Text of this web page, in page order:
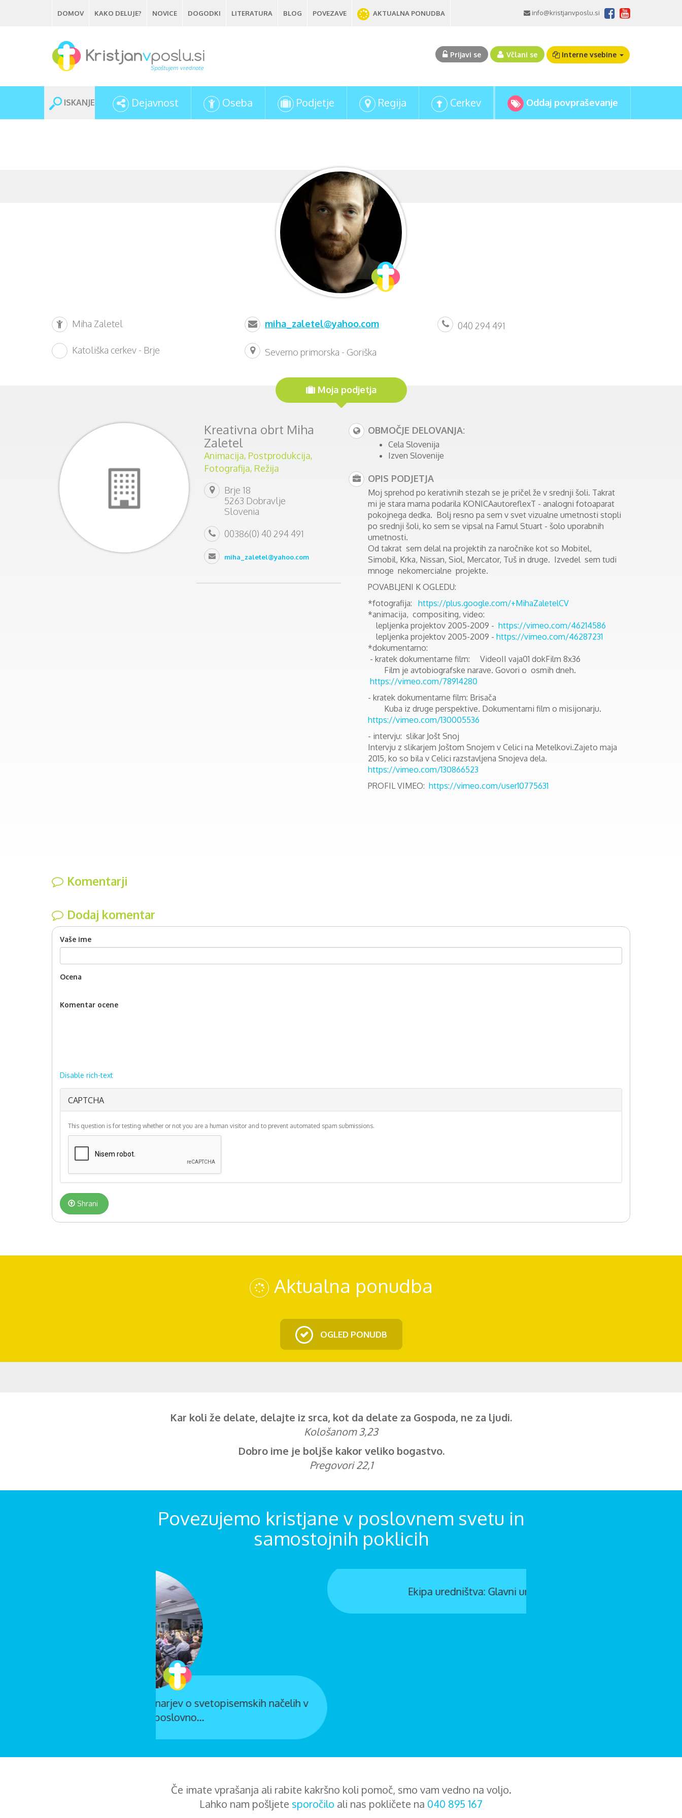
DOMOV KAKO DELUJE? NOVICE DOGODKI LITERATURA BLOG POVEZAVE AKTUALNA PONUDBA info@kristjanvposlu.si
Prijavi se Včlani se Interne vsebine
ISKANJE Dejavnost Oseba Podjetje Regija Cerkev Oddaj povpraševanje
Miha Zaletel miha_zaletel@yahoo.com 040 294 491
Katoliška cerkev - Brje Severno primorska - Goriška
Moja podjetja
Kreativna obrt Miha
Zaletel
Animacija, Postprodukcija,
Fotografija, Režija
Brje 18
5263 Dobravlje
Slovenia
00386(0) 40 294 491
miha_zaletel@yahoo.com
OBMOČJE DELOVANJA:
Cela Slovenija
Izven Slovenije
OPIS PODJETJA
Moj sprehod po kerativnih stezah se je pričel že v srednji šoli. Takrat
mi je stara mama podarila KONICAautoreflexT - analogni fotoaparat
pokojnega dedka. Bolj resno pa sem v svet vizualne umetnosti stopli
po srednji šoli, ko sem se vipsal na Famul Stuart - šolo uporabnih
umetnosti.
Od takrat sem delal na projektih za naročnike kot so Mobitel,
Simobil, Krka, Nissan, Siol, Mercator, Tuš in druge. Izvedel sem tudi
mnoge nekomercialne projekte.
POVABLJENI K OGLEDU:
*fotografija: https://plus.google.com/+MihaZaletelCV
*animacija, compositing, video:
lepljenka projektov 2005-2009 - https://vimeo.com/46214586
lepljenka projektov 2005-2009 - https://vimeo.com/46287231
*dokumentarno:
- kratek dokumentarne film: VideoII vaja01 dokFilm 8x36
Film je avtobiografske narave. Govori o osmih dneh.
https://vimeo.com/78914280
- kratek dokumentarne film: Brisača
Kuba iz druge perspektive. Dokumentarni film o misijonarju.
https://vimeo.com/130005536
- intervju: slikar Jošt Snoj
Intervju z slikarjem Joštom Snojem v Celici na Metelkovi.Zajeto maja
2015, ko so bila v Celici razstavljena Snojeva dela.
https://vimeo.com/130866523
PROFIL VIMEO: https://vimeo.com/user10775631
Komentarji
Dodaj komentar
Vaše ime
Ocena
Komentar ocene
Disable rich-text
about text
Plain text
CAPTCHA
This question is for testing whether or not you are a human visitor and to prevent automated spam submissions.
Shrani
Aktualna ponudba
OGLED PONUDB
Kar koli že delate, delajte iz srca, kot da delate za Gospoda, ne za ljudi.
Kološanom 3,23
Dobro ime je boljše kakor veliko bogastvo.
Pregovori 22,1
Povezujemo kristjane v poslovnem svetu in
samostojnih poklicih
Ekipa uredništva: Glavni urednik Tadej Mihelič
Če imate vprašanja ali rabite kakršno koli pomoč, smo vam vedno na voljo.
Lahko nam pošljete sporočilo ali nas pokličete na 040 895 167